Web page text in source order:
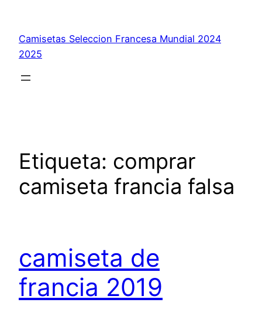
contenido
Camisetas Seleccion Francesa Mundial 2024
2025
Etiqueta: comprar
camiseta francia falsa
camiseta de
francia 2019